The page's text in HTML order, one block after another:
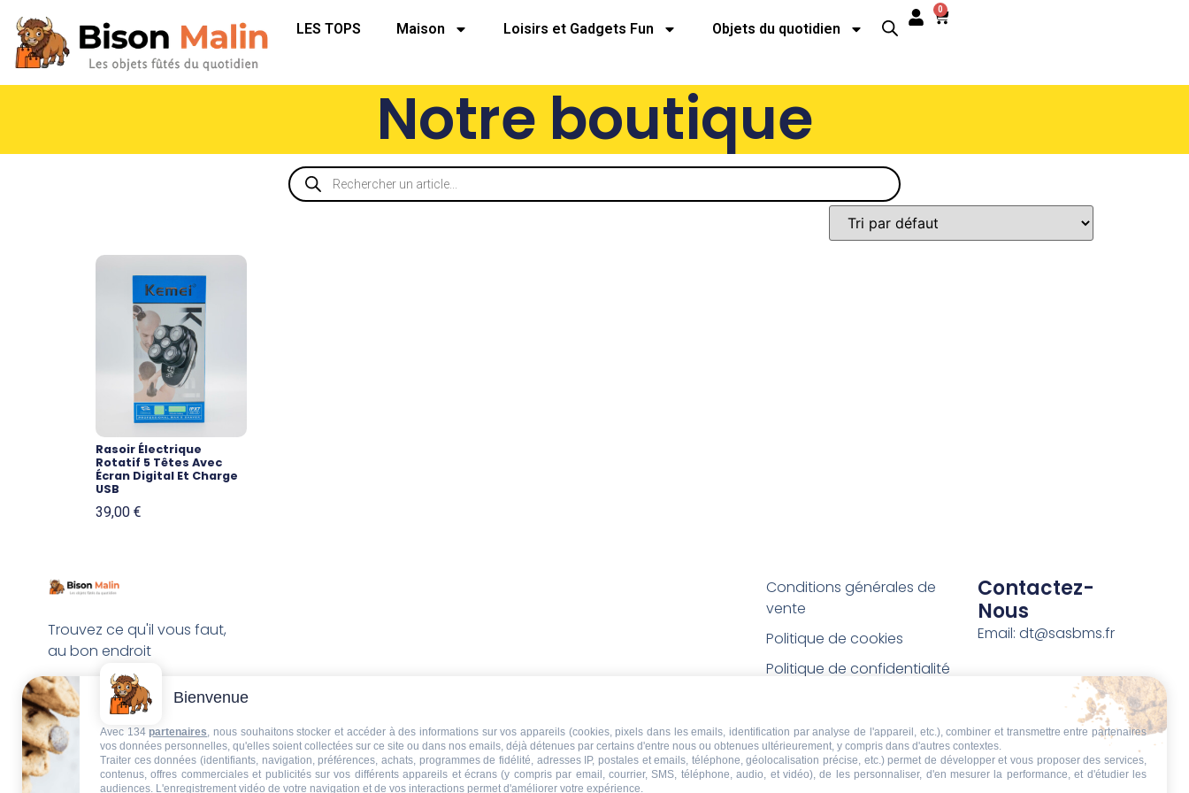
LES TOPS Maison Loisirs et Gadgets Fun Objets du quotidien
0
Notre boutique
Rasoir Électrique
Rotatif 5 Têtes Avec
Écran Digital Et Charge
USB
39,00 €
Trouvez ce qu'il vous faut,
au bon endroit
Conditions générales de
vente
Politique de cookies
Politique de confidentialité
Conditions de retour et de
remboursement
Droit de rétractation
Contactez-
Nous
Email: dt@sasbms.fr
Bienvenue
Avec 134 partenaires, nous souhaitons stocker et accéder à des informations sur vos appareils (cookies, pixels dans les emails, identification par analyse de l'appareil, etc.), combiner et transmettre entre partenaires
vos données personnelles, qu'elles soient collectées sur ce site ou dans nos emails, déjà détenues par certains d'entre nous ou obtenues ultérieurement, y compris dans d'autres contextes.
Traiter ces données (identifiants, navigation, préférences, achats, programmes de fidélité, adresses IP, postales et emails, téléphone, géolocalisation précise, etc.) permet de développer et vous proposer des services,
contenus, offres commerciales et publicités sur vos différents appareils et écrans (y compris par email, courrier, SMS, téléphone, audio, et vidéo), de les personnaliser, d'en mesurer la performance, et d'étudier les
audiences. L'enregistrement vidéo de votre navigation et de vos interactions permet d'améliorer votre expérience.